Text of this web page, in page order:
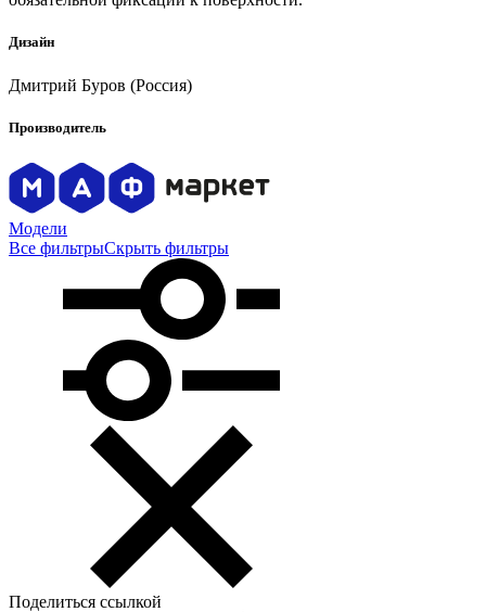
Дизайн
Дмитрий Буров (Россия)
Производитель
Модели
Все фильтрыСкрыть фильтры
Поделиться ссылкой